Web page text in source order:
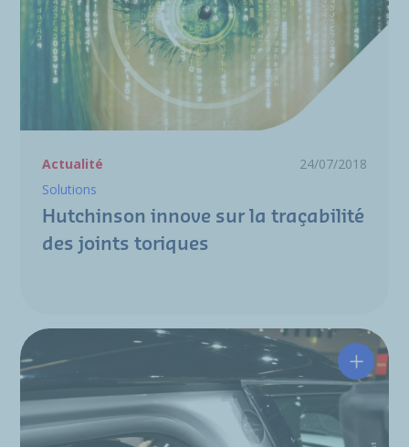
Actualité
24/07/2018
Solutions
Hutchinson innove sur la traçabilité
des joints toriques